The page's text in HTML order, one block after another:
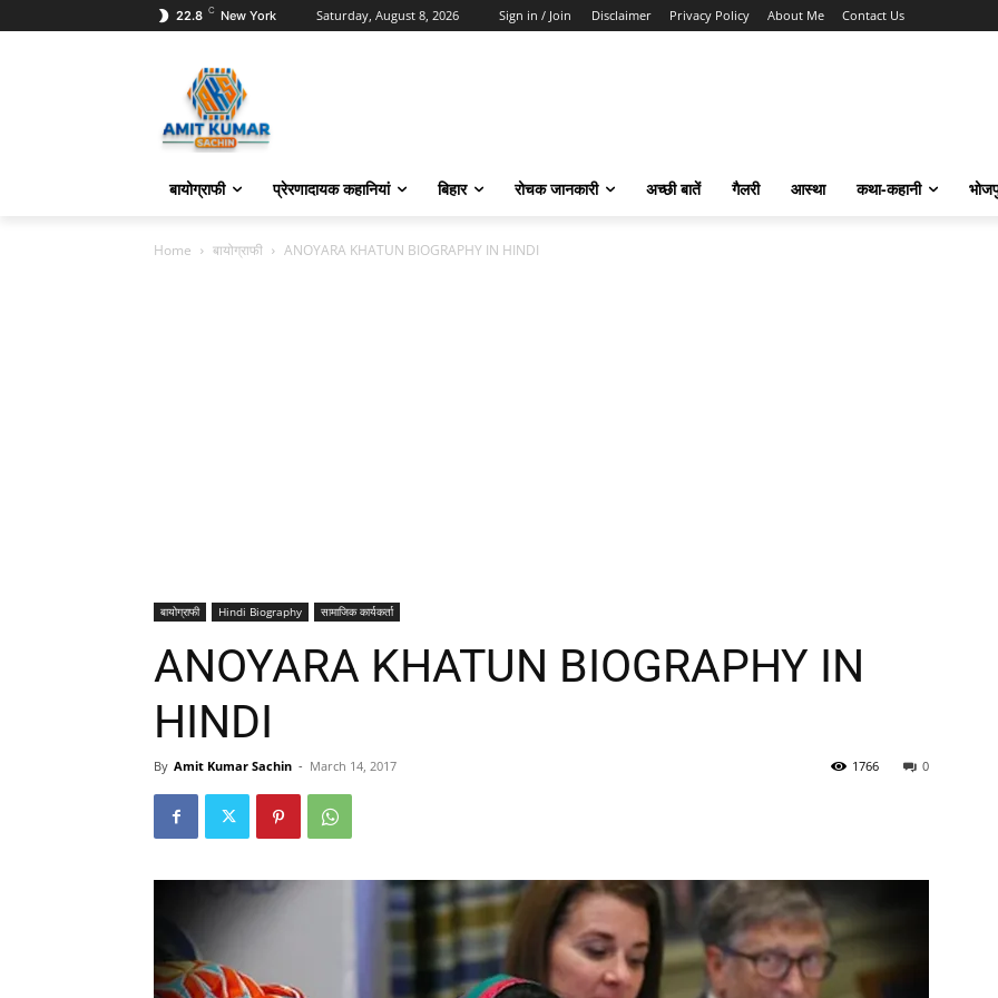
22.8 C New York Saturday, August 8, 2026 Sign in / Join Disclaimer Privacy Policy About Me Contact Us
बायोग्राफी प्रेरणादायक कहानियां बिहार रोचक जानकारी अच्छी बातें गैलरी आस्था कथा-कहानी
Home बायोग्राफी ANOYARA KHATUN BIOGRAPHY IN HINDI
बायोग्राफी Hindi Biography सामाजिक कार्यकर्ता
ANOYARA KHATUN BIOGRAPHY IN
HINDI
By Amit Kumar Sachin - March 14, 2017 0
1766